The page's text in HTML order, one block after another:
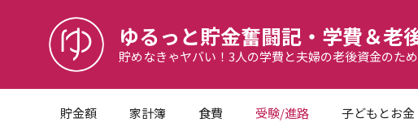
ゆるっと貯金奮闘記・学費＆老
貯めなきゃヤバい！3人の学費と夫婦の老後資金のた
貯金額 家計簿 食費 受験/進路 子どもとお金